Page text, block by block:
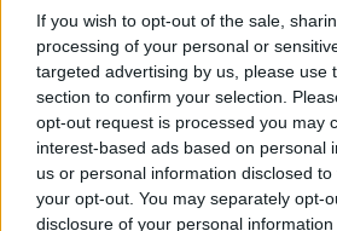
If you wish to opt-out of the sale,
processing of your personal or
targeted advertising by us, please use
section to confirm your selection.
opt-out request is processed you may
interest-based ads based on personal
us or personal information disclosed
your opt-out. You may separately opt-
disclosure of your personal
«Πόσα θέλεις για το κορίτσι;»:
Κρήτη ζητά... τιμή για να
καταγγέλλει ο ιδιοκτήτης
07.08.2026, 18:22